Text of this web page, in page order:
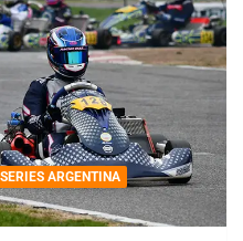
ARGENTINA